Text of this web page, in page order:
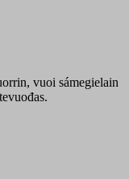
vuoi sámegielain